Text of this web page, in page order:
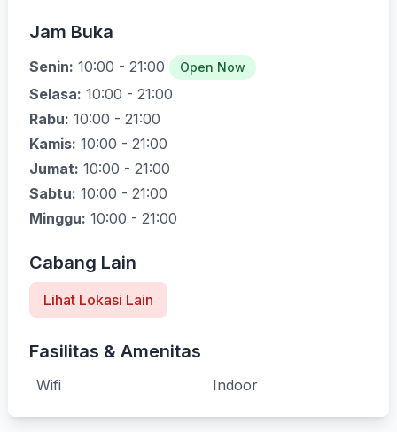
Jam Buka
Senin: 10:00 - 21:00 Open Now
Selasa: 10:00 - 21:00
Rabu: 10:00 - 21:00
Kamis: 10:00 - 21:00
Jumat: 10:00 - 21:00
Sabtu: 10:00 - 21:00
Minggu: 10:00 - 21:00
Cabang Lain
Lihat Lokasi Lain
Fasilitas & Amenitas
Wifi Indoor